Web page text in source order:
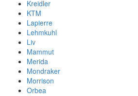
Kreidler
KTM
Lapierre
Lehmkuhl
Liv
Mammut
Merida
Mondraker
Morrison
Orbea